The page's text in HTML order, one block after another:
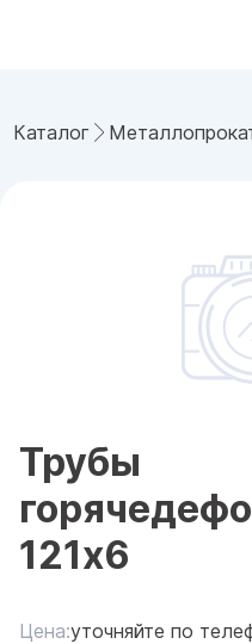
Каталог
Трубы
121x6
Цена:уточняйте по